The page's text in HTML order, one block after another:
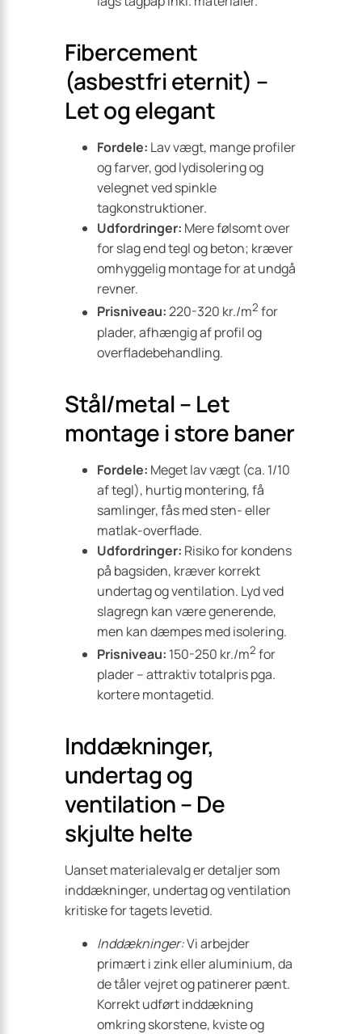
Fibercement
(asbestfri eternit) –
Let og elegant
Fordele: Lav vægt, mange profiler
og farver, god lydisolering og
velegnet ved spinkle
tagkonstruktioner.
Udfordringer: Mere følsomt over
for slag end tegl og beton; kræver
omhyggelig montage for at undgå
revner.
Prisniveau:220-320 kr./m2 for
plader, afhængig af profil og
overfladebehandling.
Stål/metal – Let
montage i store baner
Fordele: Meget lav vægt (ca. 1/10
af tegl), hurtig montering, få
samlinger, fås med sten- eller
matlak-overflade.
Udfordringer: Risiko for kondens
på bagsiden, kræver korrekt
undertag og ventilation. Lyd ved
slagregn kan være generende,
men kan dæmpes med isolering.
Prisniveau: 150-250 kr./m2 for
plader – attraktiv totalpris pga.
kortere montagetid.
Inddækninger,
undertag og
ventilation – De
skjulte helte
Uanset materialevalg er detaljer som
inddækninger, undertag og ventilation
kritiske for tagets levetid.
Inddækninger:Vi arbejder
primært i zink eller aluminium, da
de tåler vejret og patinerer pænt.
Korrekt udført inddækning
omkring skorstene, kviste og